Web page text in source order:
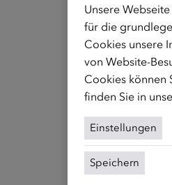
Unsere
für die
Cookies unsere
von Website-
Cookies können
finden Sie in
Einstellungen
Speichern